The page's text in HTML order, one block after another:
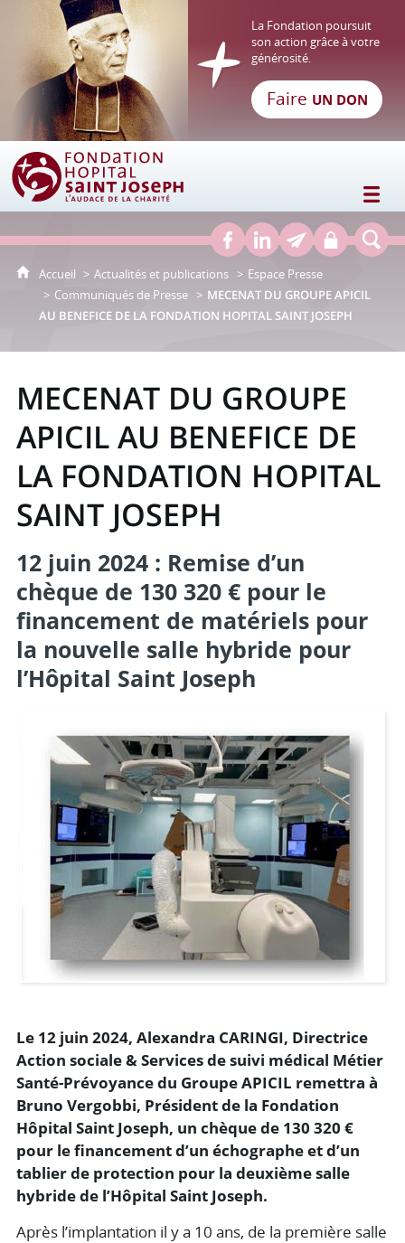
Fondation Hôpital Saint Joseph
La Fondation poursuit
son action grâce à votre
générosité.
Faire UN DON
Accueil Actualités et publications
Espace Presse
Communiqués de Presse
MECENAT DU GROUPE APICIL
AU BENEFICE DE LA FONDATION HOPITAL SAINT JOSEPH
MECENAT DU GROUPE
APICIL AU BENEFICE DE
LA FONDATION HOPITAL
SAINT JOSEPH
12 juin 2024 : Remise d’un
chèque de 130 320 € pour le
financement de matériels pour
la nouvelle salle hybride pour
l’Hôpital Saint Joseph
Le 12 juin 2024, Alexandra CARINGI, Directrice
Action sociale & Services de suivi médical Métier
Santé-Prévoyance du Groupe APICIL remettra à
Bruno Vergobbi, Président de la Fondation
Hôpital Saint Joseph, un chèque de 130 320 €
pour le financement d’un échographe et d’un
tablier de protection pour la deuxième salle
hybride de l’Hôpital Saint Joseph.
Après l’implantation il y a 10 ans, de la première salle